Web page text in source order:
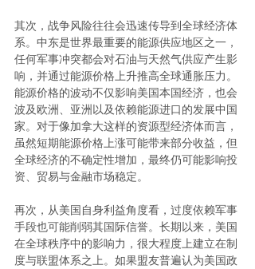
其次，战争风险往往会迅速传导到全球经济体
系。中东是世界最重要的能源供应地区之一，
任何军事冲突都会对石油与天然气供应产生影
响，并通过能源价格上升推高全球通胀压力。
能源价格的波动不仅影响美国本国经济，也会
波及欧洲、亚洲以及依赖能源进口的发展中国
家。对于像加拿大这样的资源型经济体而言，
虽然短期能源价格上涨可能带来部分收益，但
全球经济的不确定性增加，最终仍可能影响投
资、贸易与金融市场稳定。
再次，从美国自身利益角度看，过度依赖军事
手段也可能削弱其国际信誉。长期以来，美国
在全球秩序中的影响力，很大程度上建立在制
度与联盟体系之上。如果盟友普遍认为美国政